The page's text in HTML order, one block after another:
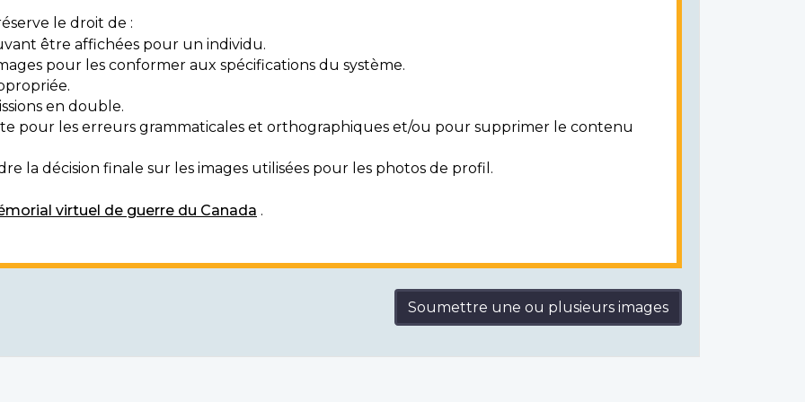
le droit de :
être affichées pour un individu.
pour les conformer aux spécifications du système.
en double.
pour les erreurs grammaticales et orthographiques et/ou pour supprimer le contenu
la décision finale sur les images utilisées pour les photos de profil.
virtuel de guerre du Canada .
Soumettre une ou plusieurs images